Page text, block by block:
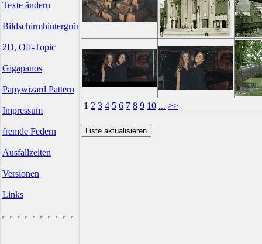
Texte ändern
Bildschirmhintergründe
2D, Off-Topic
Gigapanos
Papywizard Pattern
Impressum
fremde Federn
Ausfallzeiten
Versionen
Links
1 2 3 4 5 6 7 8 9 10 ... >>